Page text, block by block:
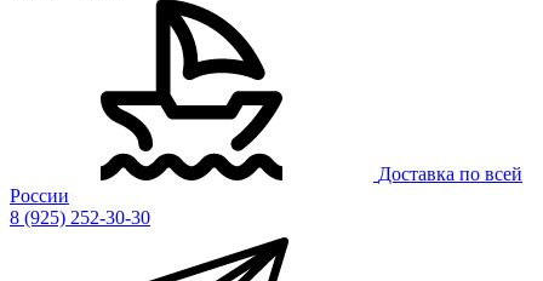
Доставка по всей
России
8 (925) 252-30-30